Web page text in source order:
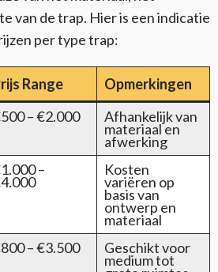
van de trap. Hier is een indicatie
per type trap:
Range
Opmerkingen
– €2.000 Afhankelijk van
materiaal en
afwerking
– Kosten
variëren op
basis van
ontwerp en
materiaal
– €3.500 Geschikt voor
medium tot